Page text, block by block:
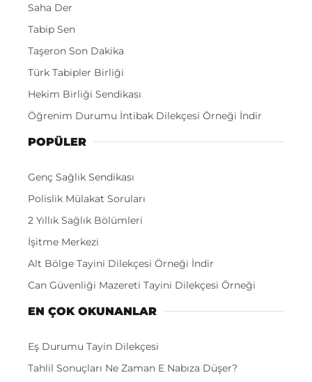
Saha Der
Tabip Sen
Taşeron Son Dakika
Türk Tabipler Birliği
Hekim Birliği Sendikası
Öğrenim Durumu İntibak Dilekçesi Örneği İndir
POPÜLER
Genç Sağlık Sendikası
Polislik Mülakat Soruları
2 Yıllık Sağlık Bölümleri
İşitme Merkezi
Alt Bölge Tayini Dilekçesi Örneği İndir
Can Güvenliği Mazereti Tayini Dilekçesi Örneği
EN ÇOK OKUNANLAR
Eş Durumu Tayin Dilekçesi
Tahlil Sonuçları Ne Zaman E Nabıza Düşer?